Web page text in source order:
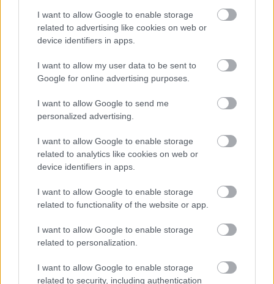
I want to allow Google to enable storage
related to advertising like cookies on web or
device identifiers in apps.
I want to allow my user data to be sent to
Google for online advertising purposes.
I want to allow Google to send me
personalized advertising.
I want to allow Google to enable storage
related to analytics like cookies on web or
device identifiers in apps.
I want to allow Google to enable storage
related to functionality of the website or app.
I want to allow Google to enable storage
related to personalization.
I want to allow Google to enable storage
related to security, including authentication
elnökével már 2008-ban tudtak az Alonso
szingapúri győzelme mögött álló valódi
körülményekről, de a "hatalmas botrányt"
elkerülendő nem tettek lépéseket.
EZEKET IS AJÁNLJUK
FORMA-1
Meggondolta magát a McLaren
Max Verstappen átigazolásával
kapcsolatban
Megdöbbentő okok miatt nem
beszélhet a távozásáról Helmut